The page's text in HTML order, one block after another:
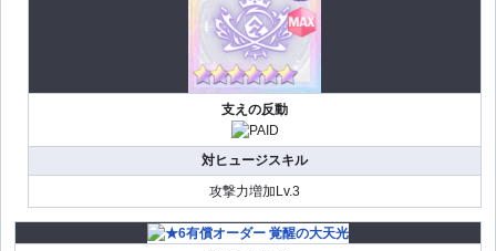
支えの反動
対ヒュージスキル
攻撃力増加Lv.3